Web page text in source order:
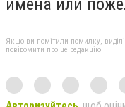
Якщо ви помітили помилку,
повідомити про це редакцію